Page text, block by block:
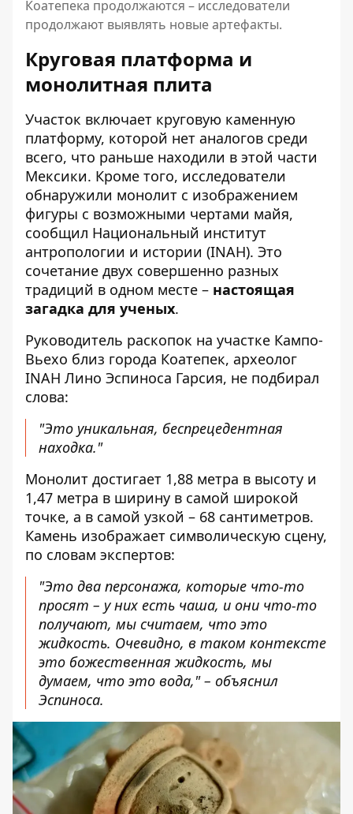
Коатепека продолжаются – исследователи
продолжают выявлять новые артефакты.
Круговая платформа и
монолитная плита
Участок включает круговую каменную
платформу, которой нет аналогов среди
всего, что раньше находили в этой части
Мексики. Кроме того, исследователи
обнаружили монолит с изображением
фигуры с возможными чертами майя,
сообщил Национальный институт
антропологии и истории (INAH). Это
сочетание двух совершенно разных
традиций в одном месте – настоящая
загадка для ученых.
Руководитель раскопок на участке Кампо-
Вьехо близ города Коатепек, археолог
INAH Лино Эспиноса Гарсия, не подбирал
слова:
"Это уникальная, беспрецедентная
находка."
Монолит достигает 1,88 метра в высоту и
1,47 метра в ширину в самой широкой
точке, а в самой узкой – 68 сантиметров.
Камень изображает символическую сцену,
по словам экспертов:
"Это два персонажа, которые что-то
просят – у них есть чаша, и они что-то
получают, мы считаем, что это
жидкость. Очевидно, в таком контексте
это божественная жидкость, мы
думаем, что это вода," – объяснил
Эспиноса.